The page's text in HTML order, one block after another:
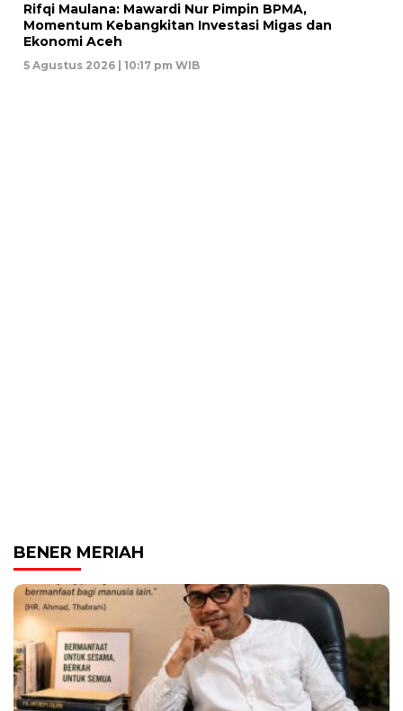
Rifqi Maulana: Mawardi Nur Pimpin BPMA,
Momentum Kebangkitan Investasi Migas dan
Ekonomi Aceh
5 Agustus 2026 | 10:17 pm WIB
BENER MERIAH